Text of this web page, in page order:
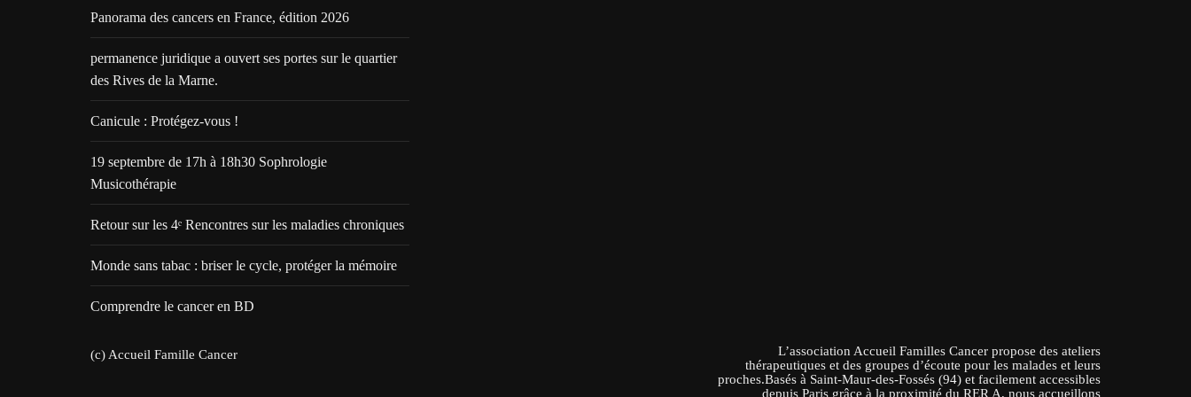
Panorama des cancers en France, édition 2026
permanence juridique a ouvert ses portes sur le quartier
des Rives de la Marne.
Canicule : Protégez-vous !
19 septembre de 17h à 18h30 Sophrologie
Musicothérapie
Retour sur les 4ᵉ Rencontres sur les maladies chroniques
Monde sans tabac : briser le cycle, protéger la mémoire
Comprendre le cancer en BD
(c) Accueil Famille Cancer
L’association Accueil Familles Cancer propose des ateliers
thérapeutiques et des groupes d’écoute pour les malades et leurs
proches.Basés à Saint-Maur-des-Fossés (94) et facilement accessibles
depuis Paris grâce à la proximité du RER A, nous accueillons